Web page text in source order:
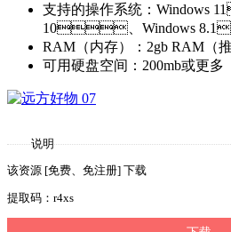
支持的操作系统：
10、Windows
RAM（内存）：2gb RAM（
可用硬盘空间：200mb或更多
说明
该资源 [免费、免注册] 下载
提取码：r4xs